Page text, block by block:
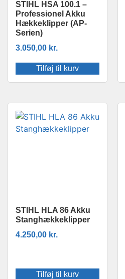
STIHL HSA 100.1 –
Professionel Akku
Hækkeklipper (AP-
Serien)
3.050,00 kr.
Tilføj til kurv
STIHL HLA 86 Akku
Stanghækkeklipper
4.250,00 kr.
Tilføj til kurv